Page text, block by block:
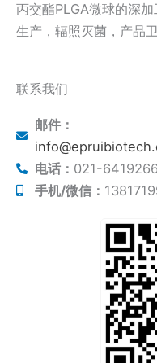
丙交酯PLGA微球的深
生产，辐照灭菌，产品
联系我们
邮件：
电话： 021-
手机/微信：